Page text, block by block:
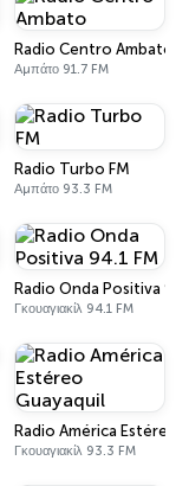
Radio Centro Ambato
Αμπάτο 91.7 FM
Radio Turbo FM
Αμπάτο 93.3 FM
Radio Onda Positiva
Γκουαγιακίλ 94.1 FM
Radio América Estéreo
Γκουαγιακίλ 93.3 FM